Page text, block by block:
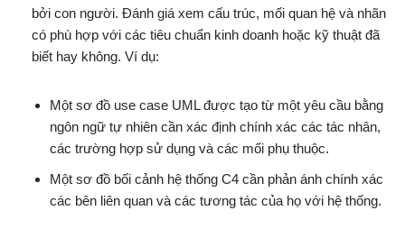
bởi con người. Đánh giá xem cấu trúc, mối quan hệ và nhãn
có phù hợp với các tiêu chuẩn kinh doanh hoặc kỹ thuật đã
biết hay không. Ví dụ:
Một sơ đồ use case UML được tạo từ một yêu cầu bằng
ngôn ngữ tự nhiên cần xác định chính xác các tác nhân,
các trường hợp sử dụng và các mối phụ thuộc.
Một sơ đồ bối cảnh hệ thống C4 cần phản ánh chính xác
các bên liên quan và các tương tác của họ với hệ thống.